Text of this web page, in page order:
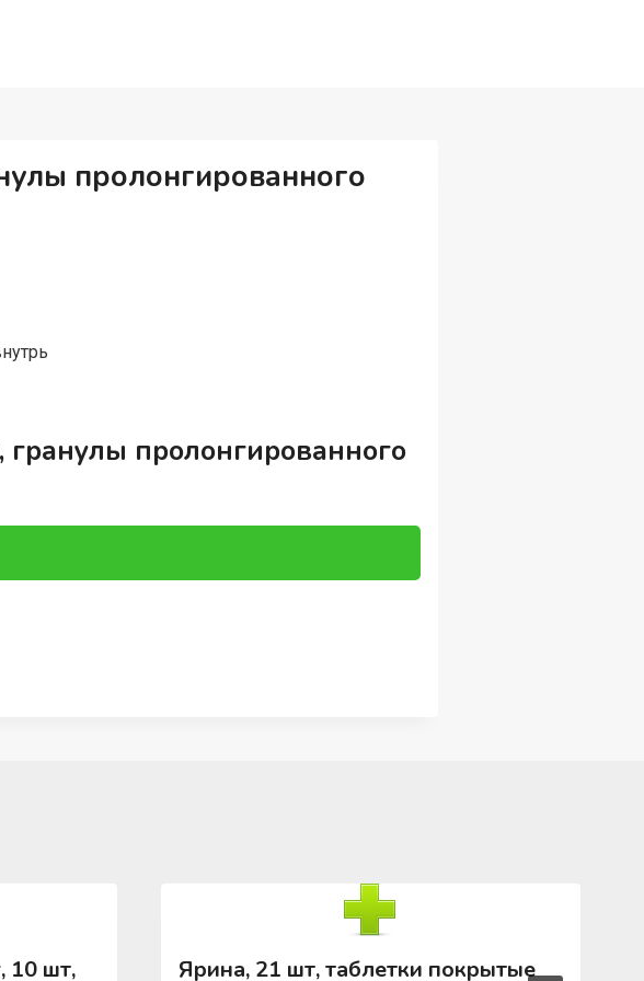
пролонгированного
пролонгированного
10 шт, Ярина, 21 шт, таблетки покрытые